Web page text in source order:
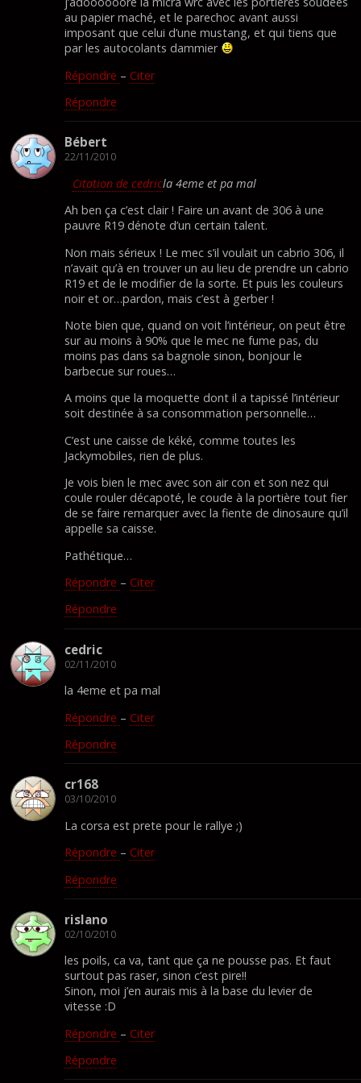
au papier maché, et le parechoc avant aussi
imposant que celui d’une mustang, et qui tiens que
par les autocolants dammier
Répondre – Citer
Répondre
Bébert
22/11/2010
Citation de cedricla 4eme et pa mal
Ah ben ça c’est clair ! Faire un avant de 306 à une
pauvre R19 dénote d’un certain talent.
Non mais sérieux ! Le mec s’il voulait un cabrio 306, il
n’avait qu’à en trouver un au lieu de prendre un cabrio
R19 et de le modifier de la sorte. Et puis les couleurs
noir et or…pardon, mais c’est à gerber !
Note bien que, quand on voit l’intérieur, on peut être
sur au moins à 90% que le mec ne fume pas, du
moins pas dans sa bagnole sinon, bonjour le
barbecue sur roues…
A moins que la moquette dont il a tapissé l’intérieur
soit destinée à sa consommation personnelle…
C’est une caisse de kéké, comme toutes les
Jackymobiles, rien de plus.
Je vois bien le mec avec son air con et son nez qui
coule rouler décapoté, le coude à la portière tout fier
de se faire remarquer avec la fiente de dinosaure qu’il
appelle sa caisse.
Pathétique…
Répondre – Citer
Répondre
cedric
02/11/2010
la 4eme et pa mal
Répondre – Citer
Répondre
cr168
03/10/2010
La corsa est prete pour le rallye ;)
Répondre – Citer
Répondre
rislano
02/10/2010
les poils, ca va, tant que ça ne pousse pas. Et faut
surtout pas raser, sinon c’est pire!!
Sinon, moi j’en aurais mis à la base du levier de
vitesse :D
Répondre – Citer
Répondre